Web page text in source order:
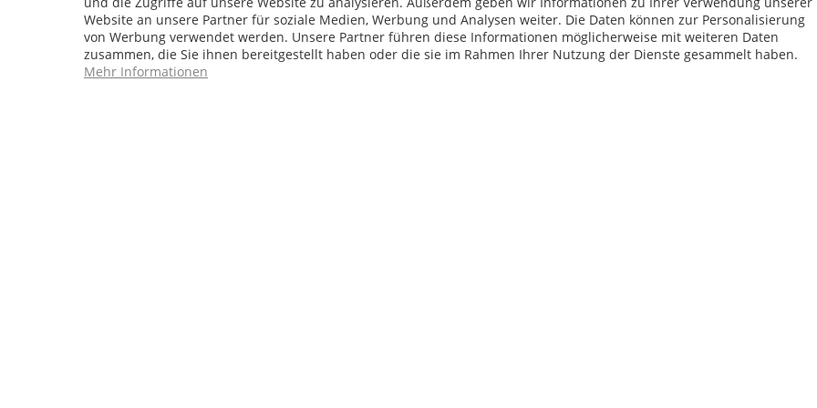
48,49
41,49 € 48,49
41,49 € ab 8,99 €
mehrere
Website an unsere Partner für soziale Medien, Werbung und Analysen weiter. Die Daten können zur Personalisierung
von Werbung verwendet werden. Unsere Partner führen diese Informationen möglicherweise mit weiteren Daten
zusammen, die Sie ihnen bereitgestellt haben oder die sie im Rahmen Ihrer Nutzung der Dienste gesammelt haben.
Mehr Informationen